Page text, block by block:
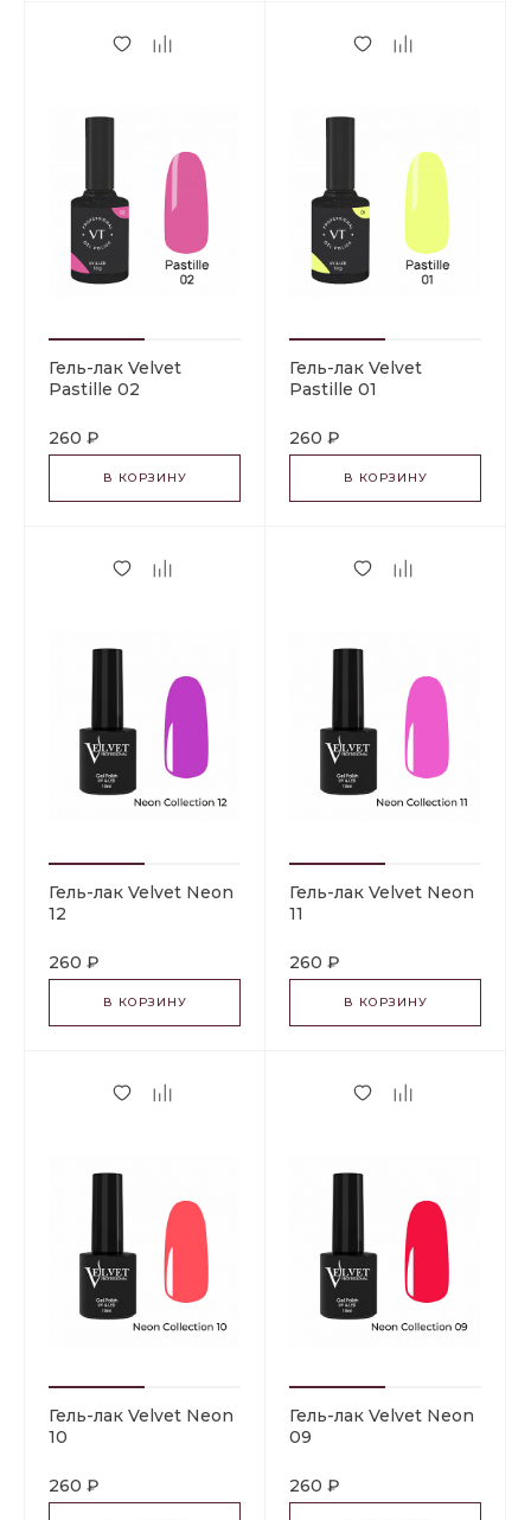
Гель-лак Velvet
Pastille 02
260 ₽
В КОРЗИНУ
Гель-лак Velvet
Pastille 01
260 ₽
В КОРЗИНУ
Гель-лак Velvet Neon
12
260 ₽
В КОРЗИНУ
Гель-лак Velvet Neon
11
260 ₽
В КОРЗИНУ
Гель-лак Velvet Neon
10
260 ₽
Гель-лак Velvet Neon
09
260 ₽